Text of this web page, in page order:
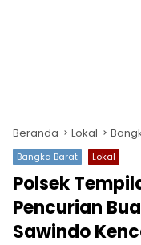
Beranda Lokal
Bangka Barat Lokal
Polsek
Pencurian
Sawindo